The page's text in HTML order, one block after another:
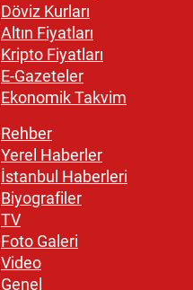
Döviz Kurları
Altın Fiyatları
Kripto Fiyatları
E-Gazeteler
Ekonomik Takvim
Rehber
Yerel Haberler
İstanbul Haberleri
Biyografiler
TV
Foto Galeri
Video
Genel